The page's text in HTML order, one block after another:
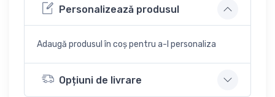
Personalizează produsul
Adaugă produsul în coș pentru a-l personaliza
Opțiuni de livrare